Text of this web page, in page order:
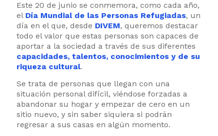
Este 20 de junio se conmemora, como cada año,
el Día Mundial de las Personas Refugiadas, un
día en el que, desde DIVEM, queremos destacar
todo el valor que estas personas son capaces de
aportar a la sociedad a través de sus diferentes
capacidades, talentos, conocimientos y de su
riqueza cultural.
Se trata de personas que llegan con una
situación personal difícil, viéndose forzadas a
abandonar su hogar y empezar de cero en un
sitio nuevo, y sin saber siquiera si podrán
regresar a sus casas en algún momento.